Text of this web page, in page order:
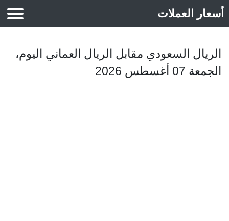
أسعار العملات
الريال السعودي مقابل الريال العماني اليوم،
الجمعة 07 أغسطس 2026